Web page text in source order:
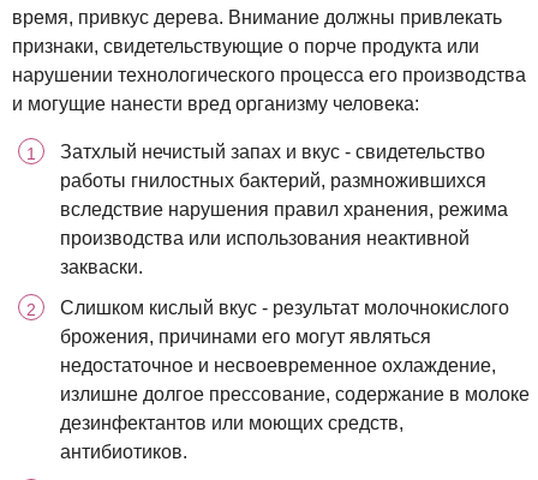
время, привкус дерева. Внимание должны привлекать
признаки, свидетельствующие о порче продукта или
нарушении технологического процесса его производства
и могущие нанести вред организму человека:
Затхлый нечистый запах и вкус - свидетельство
работы гнилостных бактерий, размножившихся
вследствие нарушения правил хранения, режима
производства или использования неактивной
закваски.
Слишком кислый вкус - результат молочнокислого
брожения, причинами его могут являться
недостаточное и несвоевременное охлаждение,
излишне долгое прессование, содержание в молоке
дезинфектантов или моющих средств,
антибиотиков.